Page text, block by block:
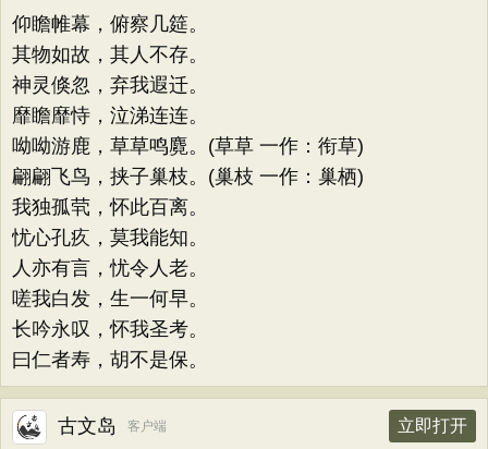
仰瞻帷幕，俯察几筵。
其物如故，其人不存。
神灵倏忽，弃我遐迁。
靡瞻靡恃，泣涕连连。
呦呦游鹿，草草鸣麑。(草草 一作：衔草)
翩翩飞鸟，挟子巢枝。(巢枝 一作：巢栖)
我独孤茕，怀此百离。
忧心孔疚，莫我能知。
人亦有言，忧令人老。
嗟我白发，生一何早。
长吟永叹，怀我圣考。
曰仁者寿，胡不是保。
古文岛 客户端 立即打开